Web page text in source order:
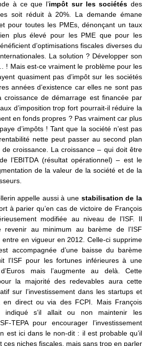
à ce que l’impôt sur les sociétésdes
soit réduit à 20%. La demande émane
pour toutes les PMEs, dénonçant un taux
plus élevé pour les PME que pour les
d’optimisations fiscales diverses du
La solution ? Développer son
! Mais est-ce vraiment le problème pour les
quasiment pas d’impôt sur les sociétés
années d’existence car elles ne sont pas
croissance de démarrage est financée par
d’imposition trop fort pourrait-il réduire la
en fonds propres ? Pas vraiment car plus
d’impôts ! Tant que la société n’est pas
nette peut passer au second plan
croissance. La croissance – qui doit être
l’EBITDA (résultat opérationnel) – est le
de la valeur de la société et de la
appelle aussi à une stabilisation de la
à parier qu’en cas de victoire de François
modifiée au niveau de l’ISF. Il
revenir au minimum au barème de l’ISF
entre en vigueur en 2012. Celle-ci supprime
accompagnée d’une baisse du barème
l’ISF pour les fortunes inférieures à une
mais l’augmente au delà. Cette
la majorité des redevables aura cette
sur l’investissement dans les startups et
direct ou via des FCPI. Mais François
indiqué s’il allait ou non maintenir les
TEPA pour encourager l’investissement
est ici dans le non-dit : il est probable qu’il
ces niches fiscales, mais sans trop en parler